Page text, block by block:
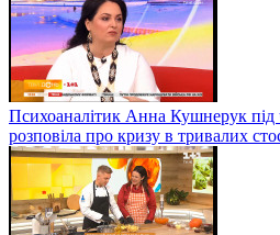
Психоаналітик Анна Кушнерук під
розповіла про кризу в тривалих